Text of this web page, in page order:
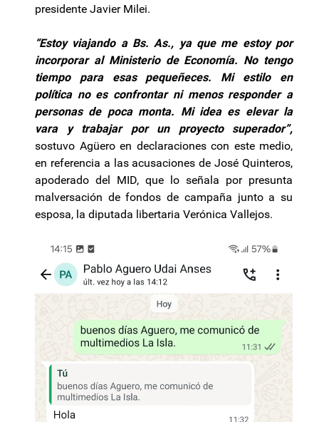
presidente Javier Milei.
“Estoy viajando a Bs. As., ya que me estoy por
incorporar al Ministerio de Economía. No tengo
tiempo para esas pequeñeces. Mi estilo en
política no es confrontar ni menos responder a
personas de poca monta. Mi idea es elevar la
vara y trabajar por un proyecto superador”,
sostuvo Agüero en declaraciones con este medio,
en referencia a las acusaciones de José Quinteros,
apoderado del MID, que lo señala por presunta
malversación de fondos de campaña junto a su
esposa, la diputada libertaria Verónica Vallejos.